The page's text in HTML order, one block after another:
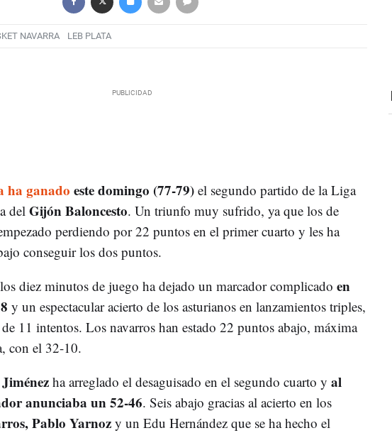
NAVARRA LEB PLATA
ha ganado este domingo (77-79)el segundo partido de la Liga
del Gijón Baloncesto. Un triunfo muy sufrido, ya que los de
perdiendo por 22 puntos en el primer cuarto y les ha
conseguir los dos puntos.
diez minutos de juego ha dejado un marcador complicado en
y un espectacular acierto de los asturianos en lanzamientos triples,
11 intentos. Los navarros han estado 22 puntos abajo, máxima
con el 32-10.
ha arreglado el desaguisado en el segundo cuarto y al
anunciaba un 52-46. Seis abajo gracias al acierto en los
Pablo Yarnozy un Edu Hernández que se ha hecho el